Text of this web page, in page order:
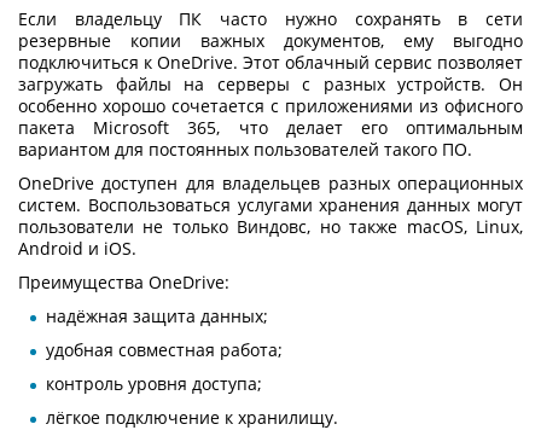
Если владельцу ПК часто нужно сохранять в сети
резервные копии важных документов, ему выгодно
подключиться к OneDrive. Этот облачный сервис позволяет
загружать файлы на серверы с разных устройств. Он
особенно хорошо сочетается с приложениями из офисного
пакета Microsoft 365, что делает его оптимальным
вариантом для постоянных пользователей такого ПО.
OneDrive доступен для владельцев разных операционных
систем. Воспользоваться услугами хранения данных могут
пользователи не только Виндовс, но также macOS, Linux,
Android и iOS.
Преимущества OneDrive:
надёжная защита данных;
удобная совместная работа;
контроль уровня доступа;
лёгкое подключение к хранилищу.